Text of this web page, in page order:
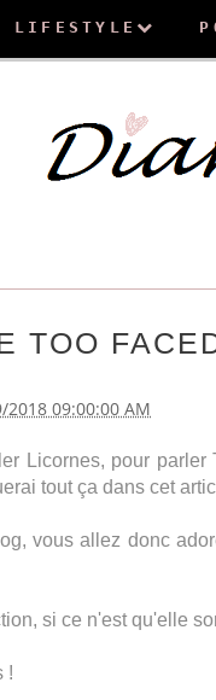
LIFESTYLE
TOO
2018 09:00:00 AM
Licornes, pour
tout ça dans cet
vous allez donc
si ce n'est qu'elle
!